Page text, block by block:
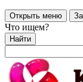
Открыть меню
Что ищем?
Найти